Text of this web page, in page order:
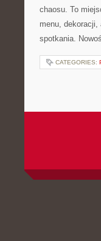
chaosu. To
menu, dekoracji,
spotkania.
CATEGORIES: